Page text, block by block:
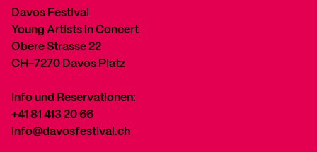
Davos Festival
Young Artists in Concert
Obere Strasse 22
CH-7270 Davos Platz
Info und Reservationen:
+41 81 413 20 66
info@davosfestival.ch